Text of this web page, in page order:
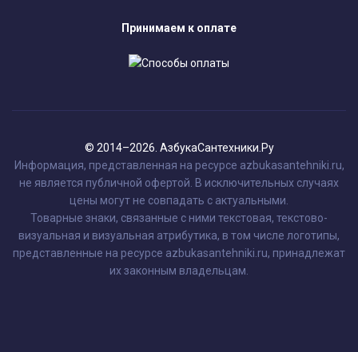
Принимаем к оплате
© 2014–2026. АзбукаСантехники.Ру
Информация, представленная на ресурсе azbukasantehniki.ru,
не является публичной офертой. В исключительных случаях
цены могут не совпадать с актуальными.
Товарные знаки, связанные с ними текстовая, текстово-
визуальная и визуальная атрибутика, в том числе логотипы,
представленные на ресурсе azbukasantehniki.ru, принадлежат
их законным владельцам.